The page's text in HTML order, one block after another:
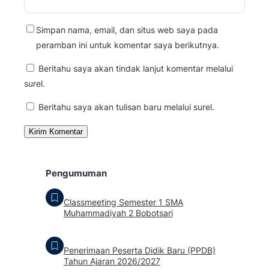
Simpan nama, email, dan situs web saya pada
peramban ini untuk komentar saya berikutnya.
Beritahu saya akan tindak lanjut komentar melalui
surel.
Beritahu saya akan tulisan baru melalui surel.
Pengumuman
Classmeeting Semester 1 SMA
Muhammadiyah 2 Bobotsari
Penerimaan Peserta Didik Baru (PPDB)
Tahun Ajaran 2026/2027